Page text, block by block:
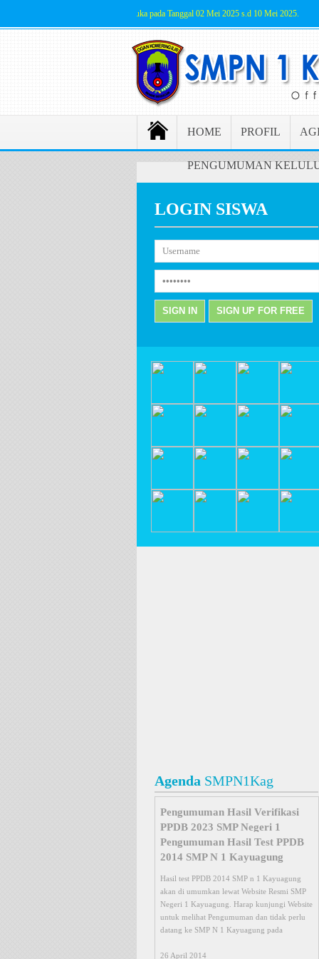
SPMB Jalur Prestasi akan dibuka pada Tanggal 02 Mei 2025 s.d 10 Mei 2025.
HOME PROFIL
PENGUMUMAN
LOGIN SISWA
Agenda SMPN1Kag
Pengumuman Hasil Test PPDB
2014 SMP N 1 Kayuagung
Hasil test PPDB 2014 SMP n 1 Kayuagung
akan di umumkan lewat Website Resmi SMP
Negeri 1 Kayuagung. Harap kunjungi Website
untuk melihat Pengumuman dan tidak perlu
datang ke SMP N 1 Kayuagung pada
26 April 2014
Test Wawancara PPDB